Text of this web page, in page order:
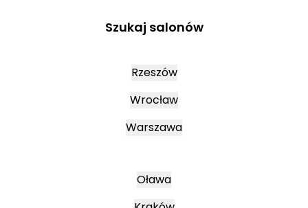
Szukaj salonów
Rzeszów
Wrocław
Warszawa
Oława